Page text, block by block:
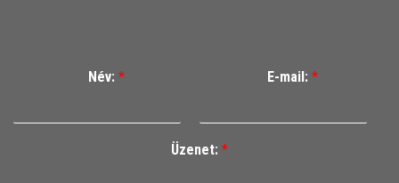
Név: * E-mail: *
Üzenet: *